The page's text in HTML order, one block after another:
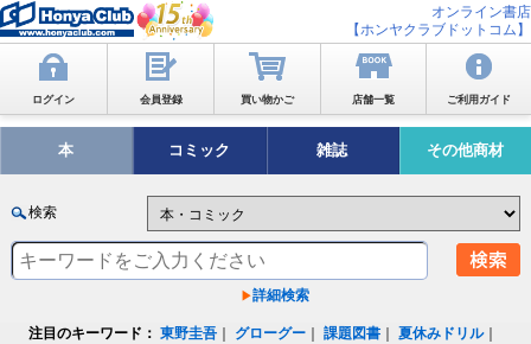
オンライン書店
【ホンヤクラブドットコム】
ログイン 会員登録 買い物かご 店舗一覧 ご利用ガイド
本 コミック 雑誌 その他商材
検索
詳細検索
注目のキーワード： 東野圭吾 グローグー ｜課題図書 ｜夏休みドリル｜